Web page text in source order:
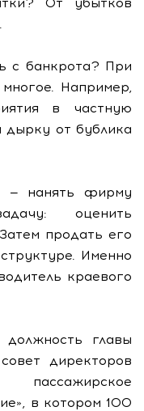
с банкрота? При
Например,
в частную
дырку от бублика
— нанять фирму
оценить
продать его
Именно
краевого
главы
директоров
в котором 100